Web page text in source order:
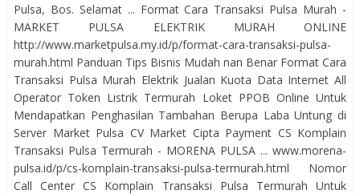
Pulsa, Bos. Selamat ... Format Cara Transaksi Pulsa Murah -
MARKET PULSA ELEKTRIK MURAH ONLINE
http://www.marketpulsa.my.id/p/format-cara-transaksi-pulsa-
murah.html Panduan Tips Bisnis Mudah nan Benar Format Cara
Transaksi Pulsa Murah Elektrik Jualan Kuota Data Internet All
Operator Token Listrik Termurah Loket PPOB Online Untuk
Mendapatkan Penghasilan Tambahan Berupa Laba Untung di
Server Market Pulsa CV Market Cipta Payment CS Komplain
Transaksi Pulsa Termurah - MORENA PULSA ... www.morena-
pulsa.id/p/cs-komplain-transaksi-pulsa-termurah.html Nomor
Call Center CS Komplain Transaksi Pulsa Termurah Untuk